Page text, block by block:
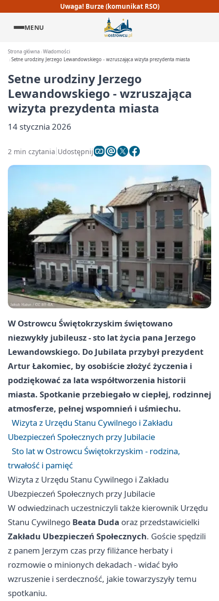
Uwaga! Burze (komunikat RSO)
MENU
Strona główna Wiadomości
Setne urodziny Jerzego Lewandowskiego - wzruszająca wizyta prezydenta miasta
Setne urodziny Jerzego
Lewandowskiego - wzruszająca
wizyta prezydenta miasta
14 stycznia 2026
2 min czytania Udostępnij
W Ostrowcu Świętokrzyskim świętowano
niezwykły jubileusz - sto lat życia pana Jerzego
Lewandowskiego. Do Jubilata przybył prezydent
Artur Łakomiec, by osobiście złożyć życzenia i
podziękować za lata współtworzenia historii
miasta. Spotkanie przebiegało w ciepłej, rodzinnej
atmosferze, pełnej wspomnień i uśmiechu.
Wizyta z Urzędu Stanu Cywilnego i Zakładu
Ubezpieczeń Społecznych przy Jubilacie
Sto lat w Ostrowcu Świętokrzyskim - rodzina,
trwałość i pamięć
Wizyta z Urzędu Stanu Cywilnego i Zakładu
Ubezpieczeń Społecznych przy Jubilacie
W odwiedzinach uczestniczyli także kierownik Urzędu
Stanu Cywilnego Beata Duda oraz przedstawicielki
Zakładu Ubezpieczeń Społecznych. Goście spędzili
z panem Jerzym czas przy filiżance herbaty i
rozmowie o minionych dekadach - widać było
wzruszenie i serdeczność, jakie towarzyszyły temu
spotkaniu.